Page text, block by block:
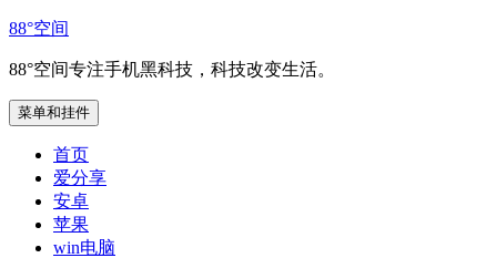
跳
内
容
88°空间
88°空间专注手机黑科技，科技改变生活。
菜单和挂件
首页
爱分享
安卓
苹果
win电脑